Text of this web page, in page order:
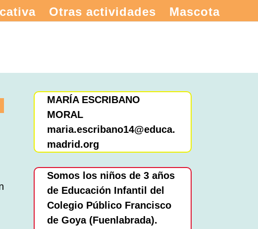
Otras actividades Mascota
MARÍA ESCRIBANO
MORAL
maria.escribano14@educa.
madrid.org
Somos los niños de 3 años
de Educación Infantil del
Colegio Público Francisco
de Goya (Fuenlabrada).